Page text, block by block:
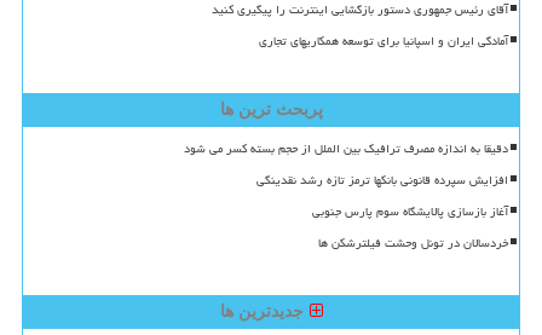
آقای رئیس جمهوری دستور بازگشایی اینترنت را پیگیری کنید
آمادگی ایران و اسپانیا برای توسعه همکاریهای تجاری
پربحث ترین ها
دقیقا به اندازه مصرف ترافیک بین الملل از حجم بسته کسر می شود
افزایش سپرده قانونی بانکها ترمز تازه رشد نقدینگی
آغاز بازسازی پالایشگاه سوم پارس جنوبی
خردسالان در تونل وحشت فیلترشکن ها
جدیدترین ها